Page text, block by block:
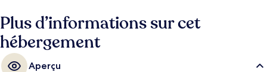
proximité avec de nombreux magasins. L'hébergement se situe à une
très courte distance à pied des transports publics : Arrêt Raja Chulan se
trouve à 6 min et Arrêt Bukit Bintang, à 9 min.
Plus d’informations sur cet
hébergement
Aperçu